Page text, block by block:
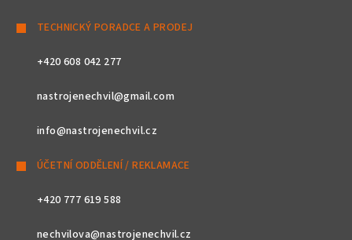
TECHNICKÝ PORADCE A PRODEJ
+420 608 042 277
nastrojenechvil@gmail.com
info@nastrojenechvil.cz
ÚČETNÍ ODDĚLENÍ / REKLAMACE
+420 777 619 588
nechvilova@nastrojenechvil.cz